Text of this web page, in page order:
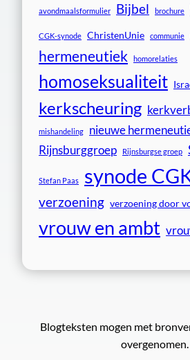
avondmaalsformulier Bijbel brochure
CGK-synode ChristenUnie communie
hermeneutiek
homorelaties
homoseksualiteit
kerkscheuring
mishandeling nieuwe
Rijnsburggroep Rijnsburgse groep
Stefan Paas synode
verzoening verzoening door
vrouw en ambt
Blogteksten mogen met
overgenomen.